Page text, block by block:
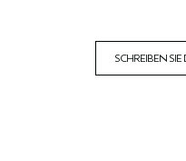
SCHREIBEN